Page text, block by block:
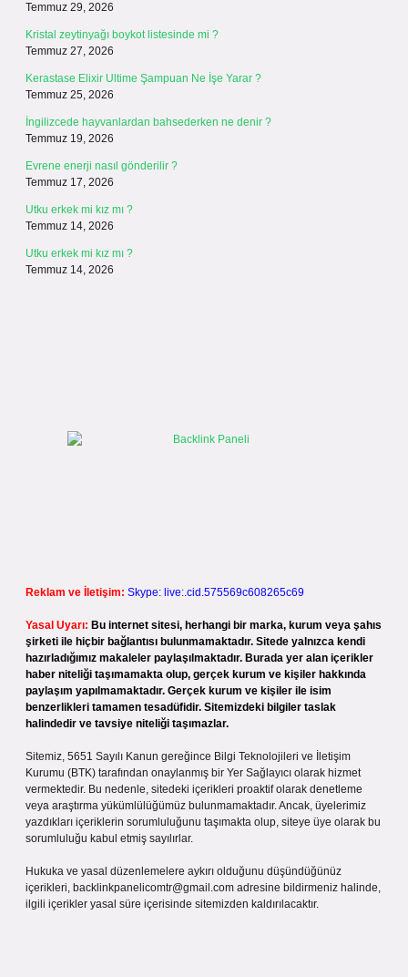
Temmuz 29, 2026
Kristal zeytinyağı boykot listesinde mi ?
Temmuz 27, 2026
Kerastase Elixir Ultime Şampuan Ne İşe Yarar ?
Temmuz 25, 2026
İngilizcede hayvanlardan bahsederken ne denir ?
Temmuz 19, 2026
Evrene enerji nasıl gönderilir ?
Temmuz 17, 2026
Utku erkek mi kız mı ?
Temmuz 14, 2026
Utku erkek mi kız mı ?
Temmuz 14, 2026
Reklam ve İletişim: Skype: live:.cid.575569c608265c69
Yasal Uyarı: Bu internet sitesi, herhangi bir marka, kurum veya şahıs
şirketi ile hiçbir bağlantısı bulunmamaktadır. Sitede yalnızca kendi
hazırladığımız makaleler paylaşılmaktadır. Burada yer alan içerikler
haber niteliği taşımamakta olup, gerçek kurum ve kişiler hakkında
paylaşım yapılmamaktadır. Gerçek kurum ve kişiler ile isim
benzerlikleri tamamen tesadüfidir. Sitemizdeki bilgiler taslak
halindedir ve tavsiye niteliği taşımazlar.
Sitemiz, 5651 Sayılı Kanun gereğince Bilgi Teknolojileri ve İletişim
Kurumu (BTK) tarafından onaylanmış bir Yer Sağlayıcı olarak hizmet
vermektedir. Bu nedenle, sitedeki içerikleri proaktif olarak denetleme
veya araştırma yükümlülüğümüz bulunmamaktadır. Ancak, üyelerimiz
yazdıkları içeriklerin sorumluluğunu taşımakta olup, siteye üye olarak bu
sorumluluğu kabul etmiş sayılırlar.
Hukuka ve yasal düzenlemelere aykırı olduğunu düşündüğünüz
içerikleri, backlinkpanelicomtr@gmail.com adresine bildirmeniz halinde,
ilgili içerikler yasal süre içerisinde sitemizden kaldırılacaktır.